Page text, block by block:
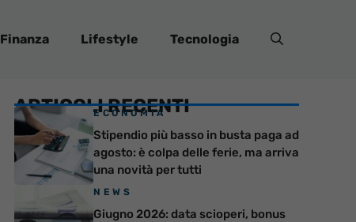
Finanza Lifestyle Tecnologia
ARTICOLI RECENTI
ECONOMIA
Stipendio più basso in busta paga ad
agosto: è colpa delle ferie, ma arriva
una novità per tutti
NEWS
Giugno 2026: data scioperi, bonus